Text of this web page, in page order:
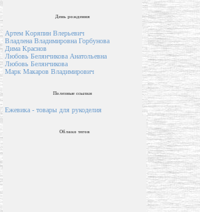
День рождения
Артем Коряпин Влерьевич
Владлена Владимировна Горбунова
Дима Краснов
Любовь Белянчикова Анатольевна
Любовь Белянчикова
Марк Макаров Владимирович
Полезные ссылки
Ежевика - товары для рукоделия
Облако тегов